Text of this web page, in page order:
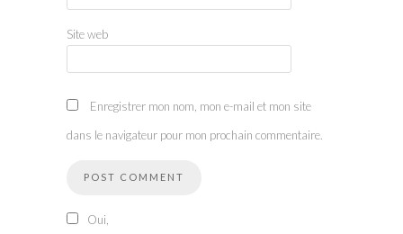
Site web
Enregistrer mon nom, mon e-mail et mon site
dans le navigateur pour mon prochain commentaire.
Oui,